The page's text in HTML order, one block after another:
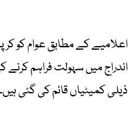
اعلامیے کے مطابق عوام کو
اندراج میں سہولت فراہم
ذیلی کمیٹیاں قائم کی گئی